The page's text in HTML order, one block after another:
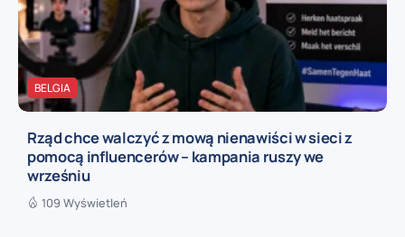
BELGIA
Rząd chce walczyć z mową nienawiści w sieci z
pomocą influencerów – kampania ruszy we
wrześniu
109 Wyświetleń